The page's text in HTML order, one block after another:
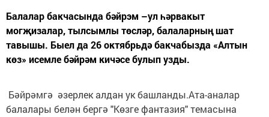
Балалар бакчасында бәйрэм –ул һәрвакыт
могҗизалар, тылсымлы төсләр, балаларның шат
тавышы. Быел да 26 октябрьдә бакчабызда «Алтын
көз» исемле бәйрәм кичәсе булып узды.
Бәйрәмгә әзерлек алдан ук башланды.Ата-аналар
балалары белән бергә "Көзге фантазия" темасына